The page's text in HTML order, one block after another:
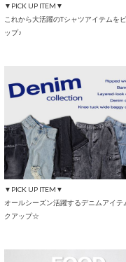
▼PICK UP ITEM▼
これから大活躍のTシャツアイテムを
ップ♪
▼PICK UP ITEM▼
オールシーズン活躍するデニムアイテ
クアップ☆